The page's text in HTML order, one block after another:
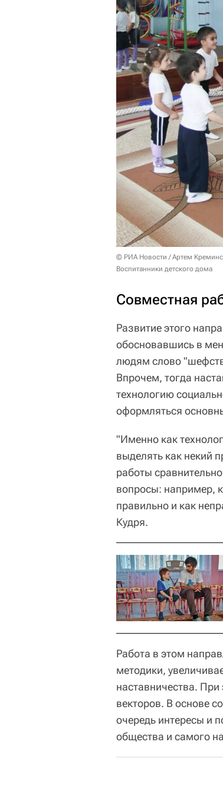
© РИА Новости / Артем
Воспитанники детского дома
Совместная
Развитие этого
обосновавшись в
людям слово
Впрочем, тогда
технологию
оформляться
"Именно как
выделять как некий
работы
вопросы: например,
правильно и как
Кудря.
Работа в этом
методики,
наставничества.
векторов. В основе
очередь интересы и
общества и самого